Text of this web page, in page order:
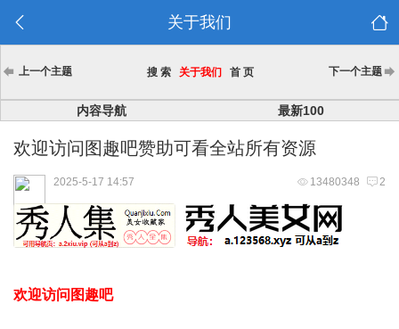
关于我们
上一个主题 搜 索 关于我们 首 页 下一个主题
内容导航 最新100
欢迎访问图趣吧赞助可看全站所有资源
13480348 2
2025-5-17 14:57
欢迎访问图趣吧